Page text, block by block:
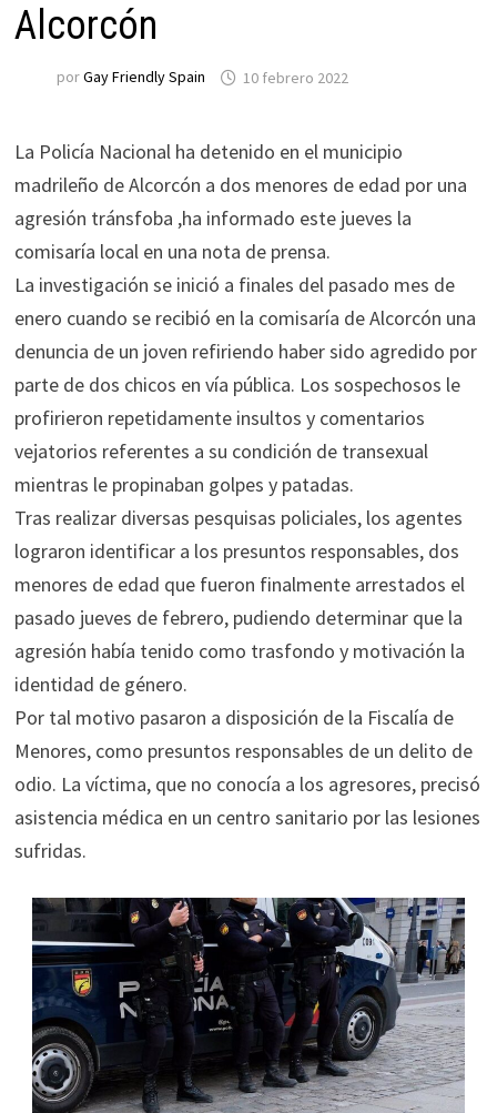
Alcorcón
porGay Friendly Spain 10 febrero 2022
La Policía Nacional ha detenido en el municipio
madrileño de Alcorcón a dos menores de edad por una
agresión tránsfoba ,ha informado este jueves la
comisaría local en una nota de prensa.
La investigación se inició a finales del pasado mes de
enero cuando se recibió en la comisaría de Alcorcón una
denuncia de un joven refiriendo haber sido agredido por
parte de dos chicos en vía pública. Los sospechosos le
profirieron repetidamente insultos y comentarios
vejatorios referentes a su condición de transexual
mientras le propinaban golpes y patadas.
Tras realizar diversas pesquisas policiales, los agentes
lograron identificar a los presuntos responsables, dos
menores de edad que fueron finalmente arrestados el
pasado jueves de febrero, pudiendo determinar que la
agresión había tenido como trasfondo y motivación la
identidad de género.
Por tal motivo pasaron a disposición de la Fiscalía de
Menores, como presuntos responsables de un delito de
odio. La víctima, que no conocía a los agresores, precisó
asistencia médica en un centro sanitario por las lesiones
sufridas.